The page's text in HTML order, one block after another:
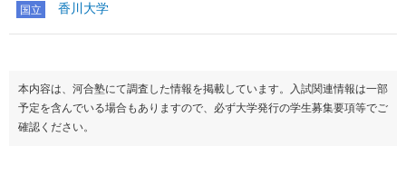
国立 香川大学
本内容は、河合塾にて調査した情報を掲載しています。入試関連情報は一部
予定を含んでいる場合もありますので、必ず大学発行の学生募集要項等でご
確認ください。